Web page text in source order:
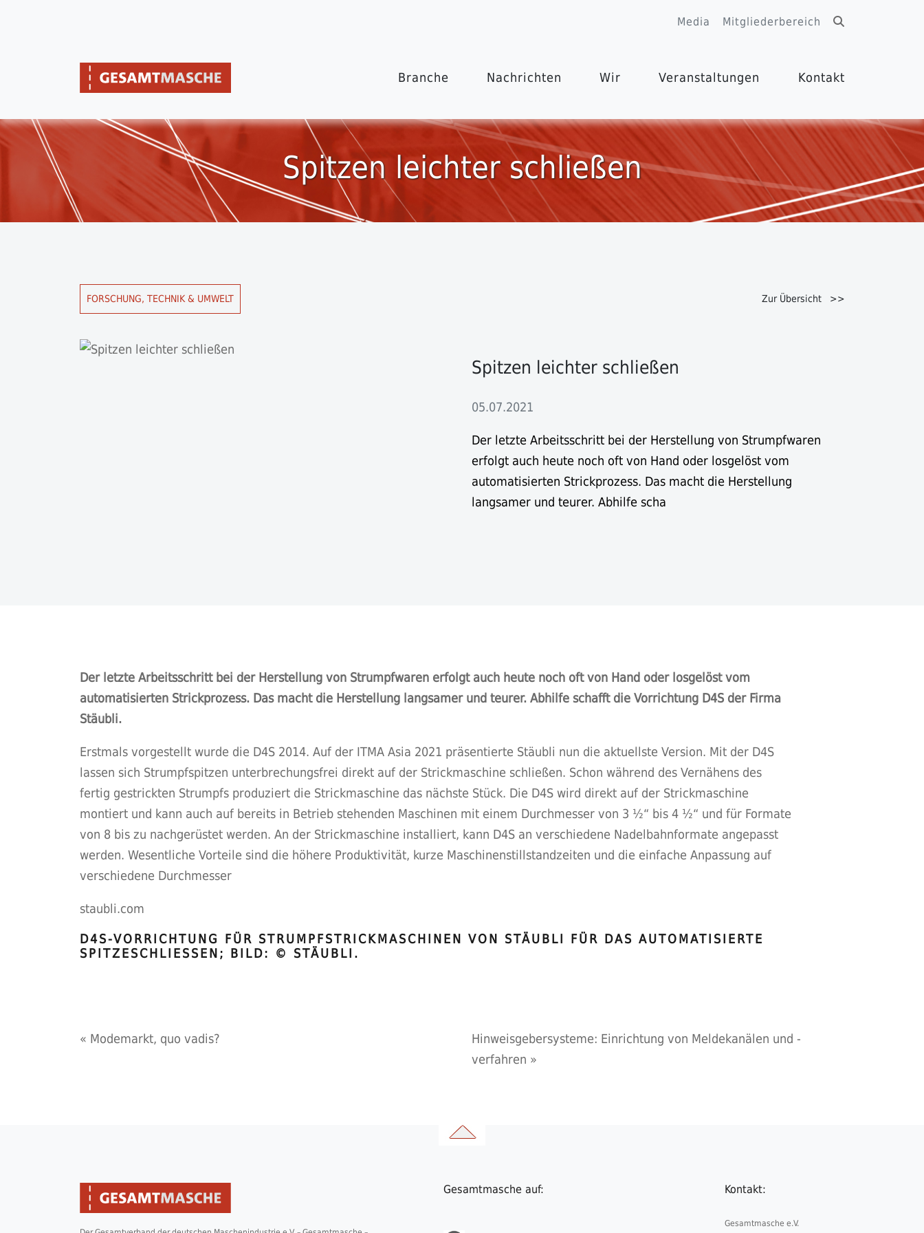
Media Mitgliederbereich
Branche Nachrichten Wir Veranstaltungen Kontakt
Spitzen leichter schließen
FORSCHUNG, TECHNIK & UMWELT Zur Übersicht >>
Spitzen leichter schließen
05.07.2021
Der letzte Arbeitsschritt bei der Herstellung von Strumpfwaren
erfolgt auch heute noch oft von Hand oder losgelöst vom
automatisierten Strickprozess. Das macht die Herstellung
langsamer und teurer. Abhilfe scha
Der letzte Arbeitsschritt bei der Herstellung von Strumpfwaren erfolgt auch heute noch oft von Hand oder losgelöst vom
automatisierten Strickprozess. Das macht die Herstellung langsamer und teurer. Abhilfe schafft die Vorrichtung D4S der Firma
Stäubli.
Erstmals vorgestellt wurde die D4S 2014. Auf der ITMA Asia 2021 präsentierte Stäubli nun die aktuellste Version. Mit der D4S
lassen sich Strumpfspitzen unterbrechungsfrei direkt auf der Strickmaschine schließen. Schon während des Vernähens des
fertig gestrickten Strumpfs produziert die Strickmaschine das nächste Stück. Die D4S wird direkt auf der Strickmaschine
montiert und kann auch auf bereits in Betrieb stehenden Maschinen mit einem Durchmesser von 3 ½“ bis 4 ½“ und für Formate
von 8 bis zu nachgerüstet werden. An der Strickmaschine installiert, kann D4S an verschiedene Nadelbahnformate angepasst
werden. Wesentliche Vorteile sind die höhere Produktivität, kurze Maschinenstillstandzeiten und die einfache Anpassung auf
verschiedene Durchmesser
staubli.com
D4S-VORRICHTUNG FÜR STRUMPFSTRICKMASCHINEN VON STÄUBLI FÜR DAS AUTOMATISIERTE
SPITZESCHLIESSEN; BILD: © STÄUBLI.
« Modemarkt, quo vadis?
Hinweisgebersysteme: Einrichtung von Meldekanälen und -
verfahren »
Gesamtmasche auf: Kontakt:
Gesamtmasche e.V.